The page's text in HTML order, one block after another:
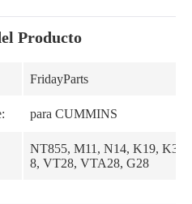
Producto
FridayParts
para CUMMINS
NT855, M11, N14, K19,
8, VT28, VTA28, G28